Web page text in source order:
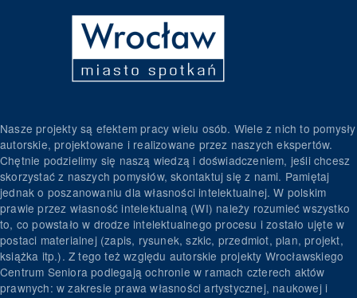
Nasze projekty są efektem pracy wielu osób. Wiele z nich to pomysły
autorskie, projektowane i realizowane przez naszych ekspertów.
Chętnie podzielimy się naszą wiedzą i doświadczeniem, jeśli chcesz
skorzystać z naszych pomysłów, skontaktuj się z nami. Pamiętaj
jednak o poszanowaniu dla własności intelektualnej. W polskim
prawie przez własność intelektualną (WI) należy rozumieć wszystko
to, co powstało w drodze intelektualnego procesu i zostało ujęte w
postaci materialnej (zapis, rysunek, szkic, przedmiot, plan, projekt,
książka itp.). Z tego też względu autorskie projekty Wrocławskiego
Centrum Seniora podlegają ochronie w ramach czterech aktów
prawnych: w zakresie prawa własności artystycznej, naukowej i